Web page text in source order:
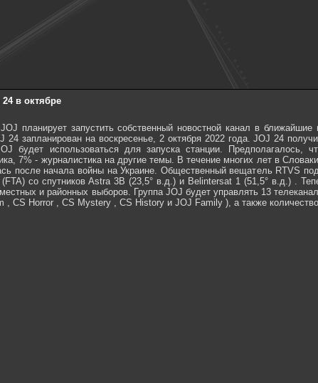
24 в октябре
планирует запустить собственный новостной канал в
24 запланирован на воскресенье, 2 октября 2022 года. JOJ 24
будет использоваться для запуска станции.
7% - журналистика на другие темы. В течение многих лет в
после начала войны на Украине. Общественный вещатель RTVS
со спутников Astra 3B (23,5° в.д.) и Belintersat 1 (51,5° в.д.) .
и районных выборов. Группа JOJ будет управлять 13
, CS Horror , CS Mystery , CS History и JOJ Family ), а также